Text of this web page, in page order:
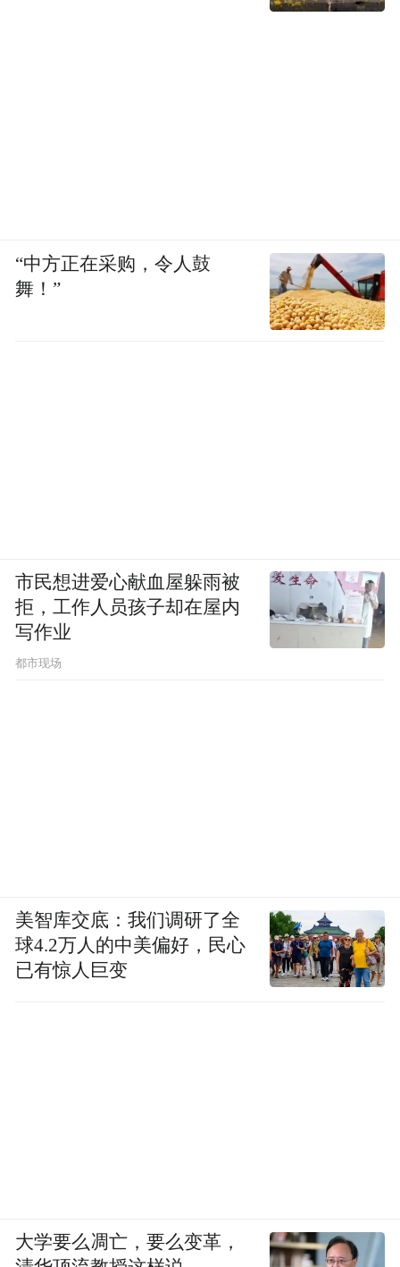
“中方正在采购，令人鼓
舞！”
市民想进爱心献血屋躲雨被
拒，工作人员孩子却在屋内
写作业
都市现场
美智库交底：我们调研了全
球4.2万人的中美偏好，民心
已有惊人巨变
大学要么凋亡，要么变革，